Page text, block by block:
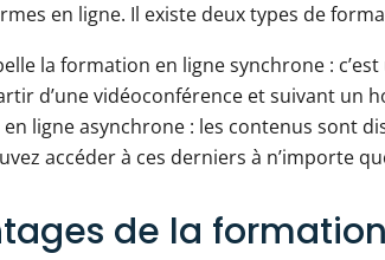
en ligne. Il existe deux types de
la formation en ligne synchrone :
d’une vidéoconférence et suivant un
ligne asynchrone : les contenus sont
accéder à ces derniers à n’importe
de la